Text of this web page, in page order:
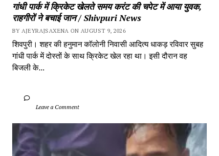
गांधी पार्क में क्रिकेट खेलते समय करंट की चपेट में आया युवक,
राहगीरों ने बचाई जान / Shivpuri News
BY AJEYRAJSAXENA ON AUGUST 9, 2026
शिवपुरी। शहर की हनुमान कॉलोनी निवासी आदित्य धाकड़ रविवार सुबह
गांधी पार्क में दोस्तों के साथ क्रिकेट खेल रहा था। इसी दौरान वह
बिजली के...
		Leave a Comment